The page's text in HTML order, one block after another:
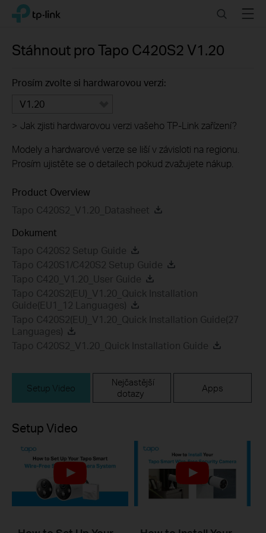
Click
navigation
TP-Link, Reliably Smart SearchMenu
Stáhnout proTapo C420S2 V1.20
Prosím zvolte si hardwarovou verzi:
V1.20
> Jak zjisti hardwarovou verzi vašeho TP-Link zařízení?
Modely a hardwarové verze se liší v závisloti na regionu.
Prosím ujistěte se o detailech pokud zvažujete nákup.
Product Overview
Tapo C420S2_V1.20_Datasheet
Dokument
Tapo C420S2 Setup Guide
Tapo C420S1/C420S2 Setup Guide
Tapo C420_V1.20_User Guide
Tapo C420S2(EU)_V1.20_Quick Installation
Guide(EU1_12 Languages)
Tapo C420S2(EU)_V1.20_Quick Installation Guide(27
Languages)
Tapo C420S2_V1.20_Quick Installation Guide
Setup Video
Nejčastější
dotazy
Apps
Setup Video